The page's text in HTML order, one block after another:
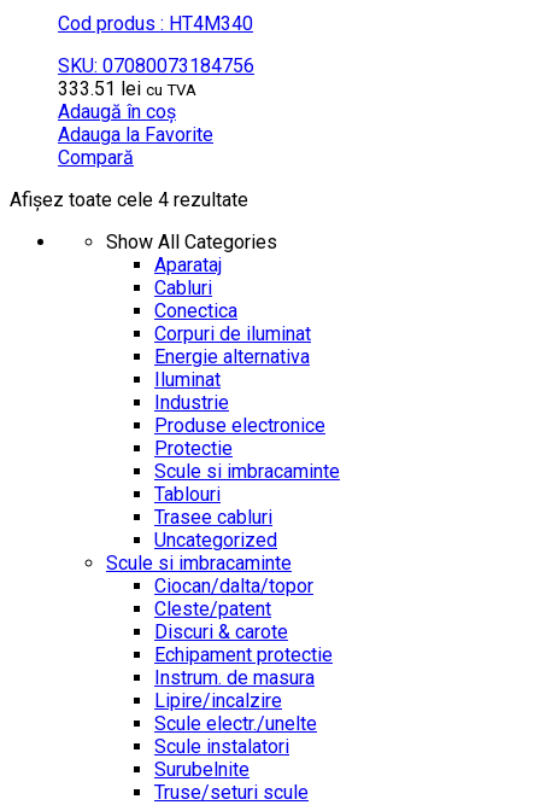
Cod produs : HT4M340
SKU: 07080073184756
333.51 lei cu TVA
Adaugă în coș
Adauga la Favorite
Compară
Afișez toate cele 4 rezultate
Show All Categories
Aparataj
Cabluri
Conectica
Corpuri de iluminat
Energie alternativa
Iluminat
Industrie
Produse electronice
Protectie
Scule si imbracaminte
Tablouri
Trasee cabluri
Uncategorized
Scule si imbracaminte
Ciocan/dalta/topor
Cleste/patent
Discuri & carote
Echipament protectie
Instrum. de masura
Lipire/incalzire
Scule electr./unelte
Scule instalatori
Surubelnite
Truse/seturi scule